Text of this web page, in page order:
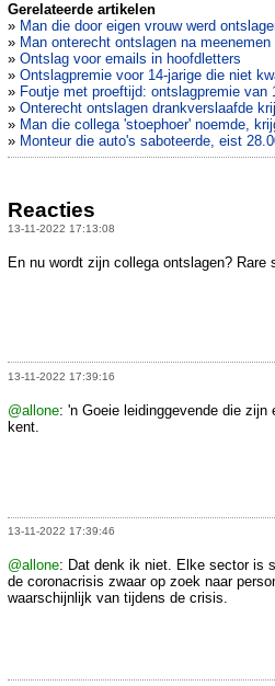
Gerelateerde artikelen
» Man die door eigen vrouw werd
» Man onterecht ontslagen na
» Ontslag voor emails in hoofdletters
» Ontslagpremie voor 14-jarige die niet
» Foutje met proeftijd: ontslagpremie
» Onterecht ontslagen drankverslaafde
» Man die collega 'stoephoer' noemde,
» Monteur die auto's saboteerde, eist
Reacties
13-11-2022 17:13:08
En nu wordt zijn collega ontslagen? Rare
13-11-2022 17:39:16
@allone: 'n Goeie leidinggevende die zijn
kent.
13-11-2022 17:39:46
@allone: Dat denk ik niet. Elke sector is
de coronacrisis zwaar op zoek naar
waarschijnlijk van tijdens de crisis.